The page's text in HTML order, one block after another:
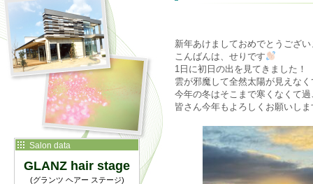
新年あけましておめでとうござ
こんばんは、せりです
1日に初日の出を見てきました！
雲が邪魔して全然太陽が見えな
今年の冬はそこまで寒くなくて
皆さん今年もよろしくお願いしま
Salon data
GLANZ hair stage
(グランツ ヘアー ステージ)